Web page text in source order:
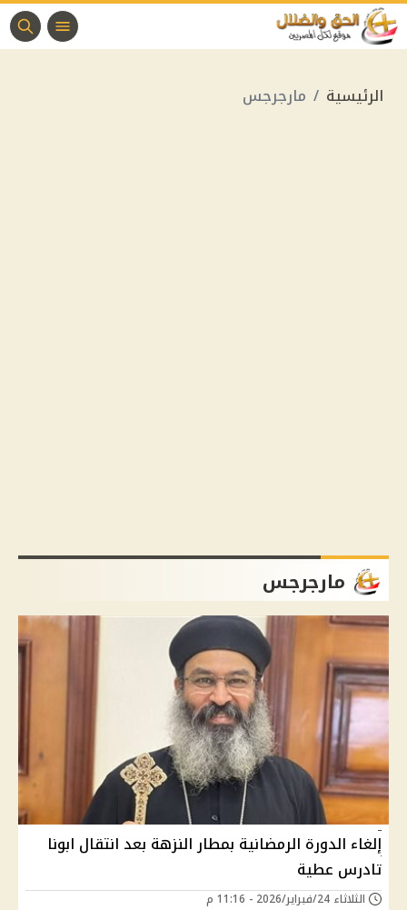
الرئيسية مارجرجس
مارجرجس
إلغاء الدورة الرمضانية بمطار النزهة بعد انتقال ابونا
تادرس عطية
الثلاثاء 24/فبراير/2026 - 11:16 م